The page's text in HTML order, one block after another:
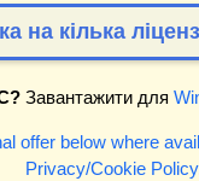
на кілька
Завантажити для
offer below where
Privacy/Cookie Policy